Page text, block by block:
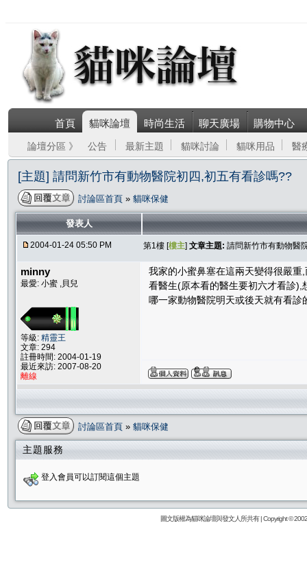
首頁 貓咪論壇 時尚生活 聊天廣場 購物中心
論壇分區 》 公告 最新主題 貓咪討論 貓咪用品 醫
[主題] 請問新竹市有動物醫院初四,初五有看診嗎??
討論區首頁 » 貓咪保健
發表人
2004-01-24 05:50 PM 第1樓 [樓主] 文章主題: 請問新竹市有動物醫
minny
最愛: 小蜜 ,貝兒
等級: 精靈王
文章: 294
註冊時間: 2004-01-19
最近來訪: 2007-08-20
離線
我家的小蜜鼻塞在這兩天變得很嚴
看醫生(原本看的醫生要初六才看診),
哪一家動物醫院明天或後天就有看診
討論區首頁 » 貓咪保健
主題服務
登入會員可以訂閱這個主題
圖文版權為貓咪論壇與發文人所共有 | Copyright ©